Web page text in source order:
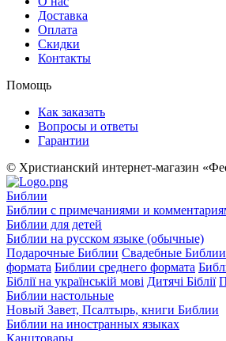
Доставка
Оплата
Скидки
Контакты
Помощь
Как заказать
Вопросы и ответы
Гарантии
© Христианский интернет-магазин
Библии
Библии с примечаниями и
Библии для детей
Библии на русском языке (обычные)
Подарочные Библии Свадебные Библии
формата Библии среднего формата
Біблії на українській мові Дитячі Біблії
Библии настольные
Новый Завет, Псалтырь, книги Библии
Библии на иностранных языках
Канцтовары